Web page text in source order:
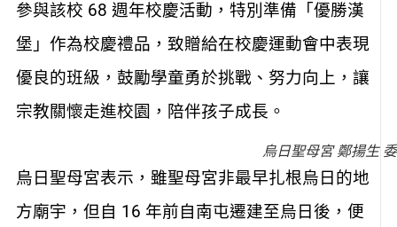
參與該校 68 週年校慶活動，特別準備「優勝漢
堡」作為校慶禮品，致贈給在校慶運動會中表現
優良的班級，鼓勵學童勇於挑戰、努力向上，讓
宗教關懷走進校園，陪伴孩子成長。
烏日聖母宮 鄭揚生
烏日聖母宮表示，雖聖母宮非最早扎根烏日的地
方廟宇，但自 16 年前自南屯遷建至烏日後，便